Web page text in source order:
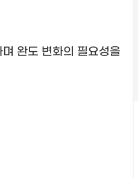
완도 변화의 필요성을